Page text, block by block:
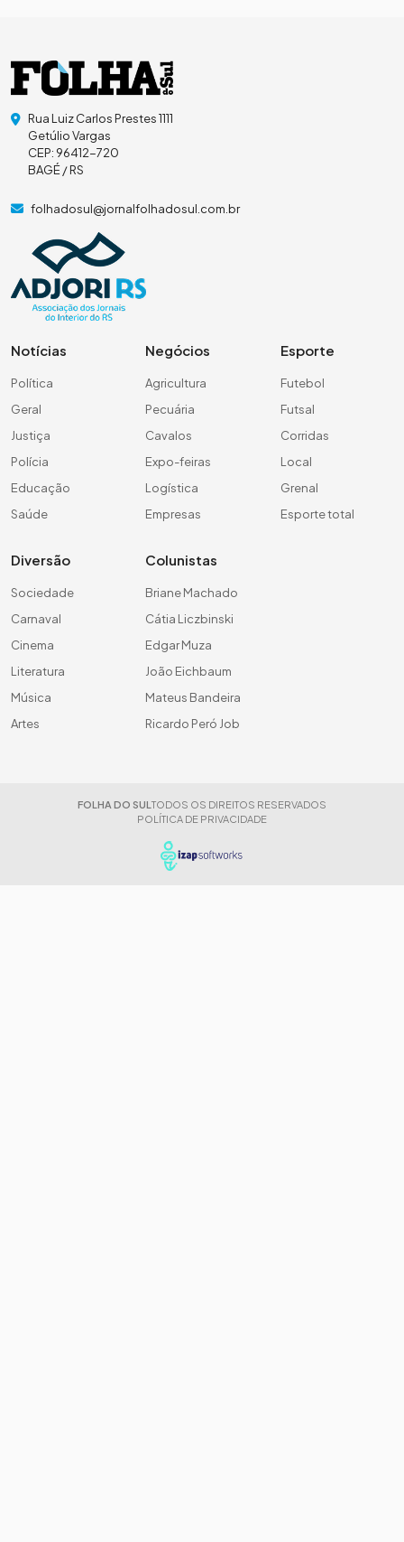
Rua Luiz Carlos Prestes 1111
Getúlio Vargas
CEP: 96412-720
BAGÉ / RS
folhadosul@jornalfolhadosul.com.br
Notícias
Política
Geral
Justiça
Polícia
Educação
Saúde
Negócios
Agricultura
Pecuária
Cavalos
Expo-feiras
Logística
Empresas
Esporte
Futebol
Futsal
Corridas
Local
Grenal
Esporte total
Diversão
Sociedade
Carnaval
Cinema
Literatura
Música
Artes
Colunistas
Briane Machado
Cátia Liczbinski
Edgar Muza
João Eichbaum
Mateus Bandeira
Ricardo Peró Job
FOLHA DO SUL TODOS OS DIREITOS RESERVADOS
POLÍTICA DE PRIVACIDADE